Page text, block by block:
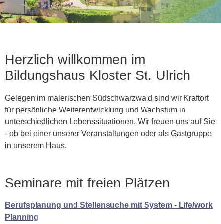
Herzlich willkommen im
Bildungshaus Kloster St. Ulrich
Gelegen im malerischen Südschwarzwald sind wir Kraftort
für persönliche Weiterentwicklung und Wachstum in
unterschiedlichen Lebenssituationen. Wir freuen uns auf Sie
- ob bei einer unserer Veranstaltungen oder als Gastgruppe
in unserem Haus.
Seminare mit freien Plätzen
Berufsplanung und Stellensuche mit System - Life/work
Planning